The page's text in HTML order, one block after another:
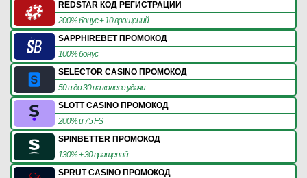
REDSTAR КОД РЕГИСТРАЦИИ
200% бонус + 10 вращений
SAPPHIREBET ПРОМОКОД
100% бонус
SELECTOR CASINO ПРОМОКОД
50 и до 30 на колесе удачи
SLOTT CASINO ПРОМОКОД
200% и 75 FS
SPINBETTER ПРОМОКОД
130% + 30 вращений
SPRUT CASINO ПРОМОКОД